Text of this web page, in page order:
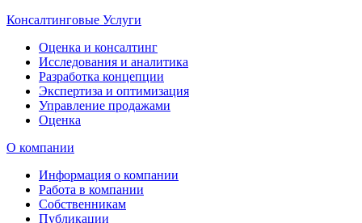
Консалтинговые Услуги
Оценка и консалтинг
Исследования и аналитика
Разработка концепции
Экспертиза и оптимизация
Управление продажами
Оценка
О компании
Информация о компании
Работа в компании
Собственникам
Публикации